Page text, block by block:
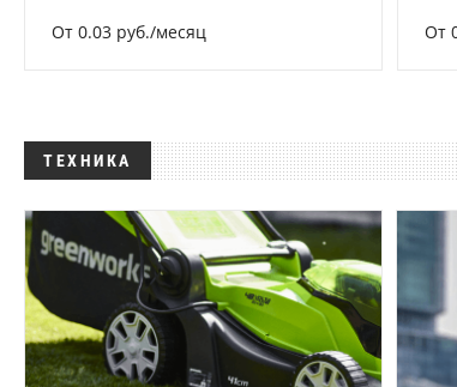
От 0.03 руб./месяц От
ТЕХНИКА